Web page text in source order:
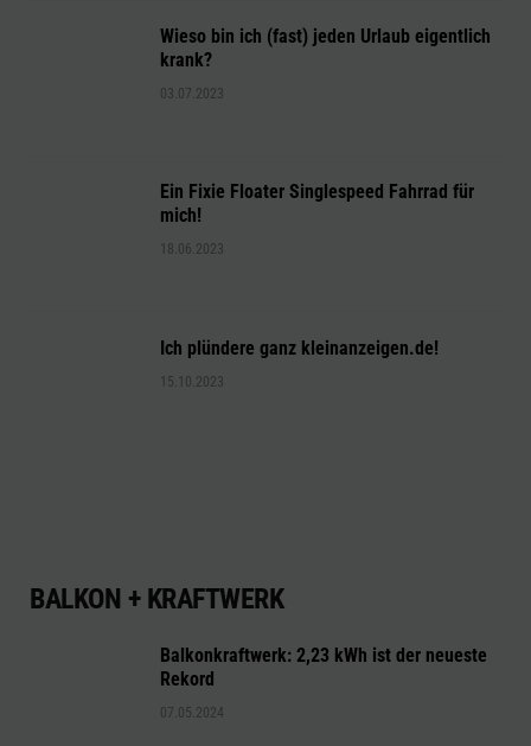
Wieso bin ich (fast) jeden Urlaub eigentlich
krank?
03.07.2023
Ein Fixie Floater Singlespeed Fahrrad für
mich!
18.06.2023
Ich plündere ganz kleinanzeigen.de!
15.10.2023
BALKON + KRAFTWERK
Balkonkraftwerk: 2,23 kWh ist der neueste
Rekord
07.05.2024